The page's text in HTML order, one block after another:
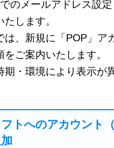
のメールアドレス設
します。
、新規に「POP」ア
ご案内いたします。
期・環境により表示が
トへのアカウント